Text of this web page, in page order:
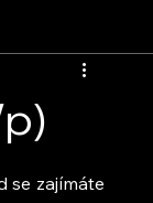
Voda a úspory
se zajímáte